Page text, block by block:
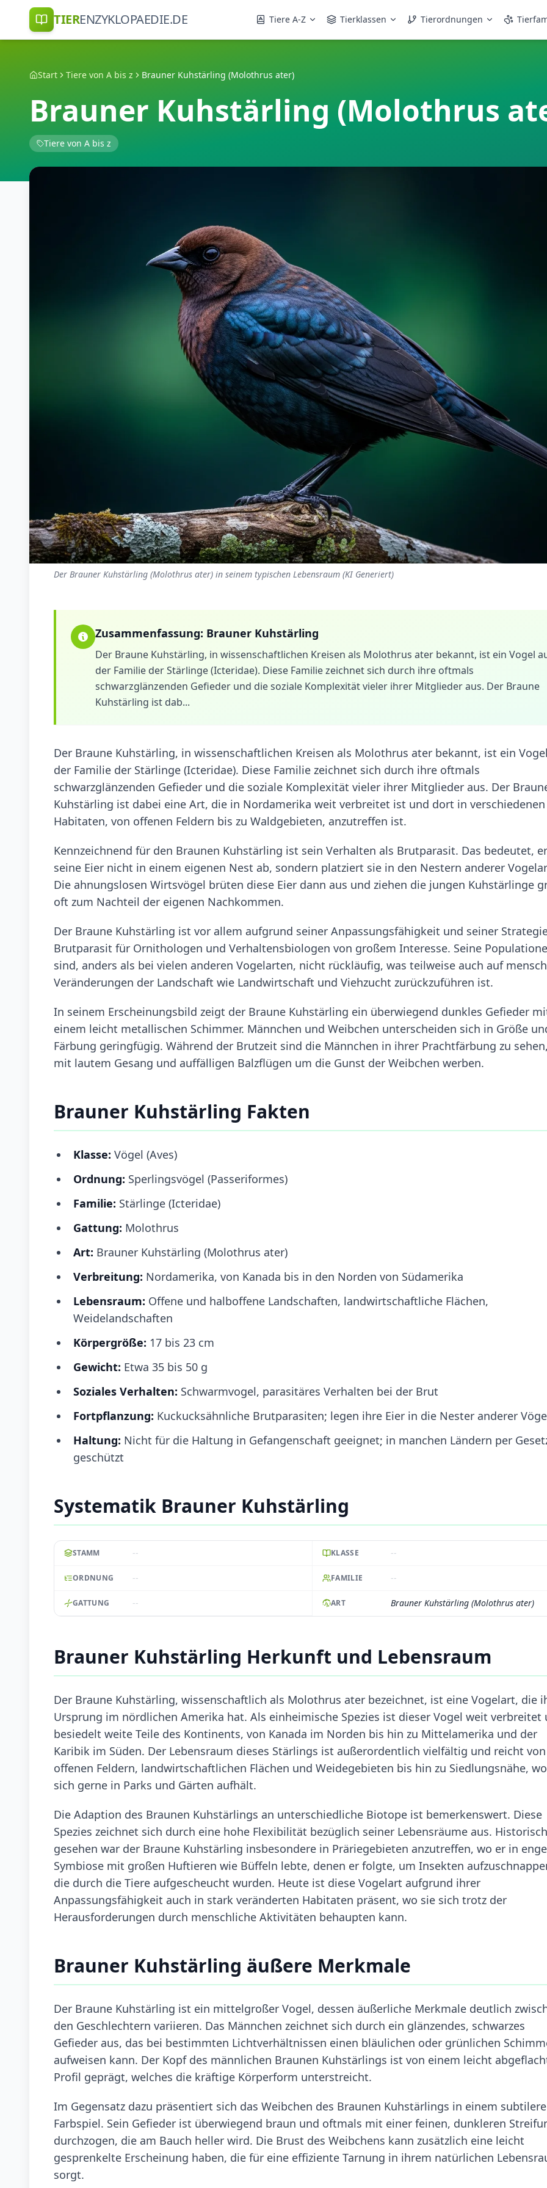
TIERENZYKLOPAEDIE.DE Tiere A-Z Tierklassen Tierordnungen
Start Tiere von A bis z Brauner Kuhstärling (Molothrus ater)
Brauner Kuhstärling (Molothrus
Tiere von A bis z
Der Brauner Kuhstärling (Molothrus ater) in seinem typischen Lebensraum (KI Generiert)
Zusammenfassung: Brauner Kuhstärling
Der Braune Kuhstärling, in wissenschaftlichen Kreisen als Molothrus ater bekannt, ist ein Vogel
der Familie der Stärlinge (Icteridae). Diese Familie zeichnet sich durch ihre oftmals
schwarzglänzenden Gefieder und die soziale Komplexität vieler ihrer Mitglieder aus. Der Braune
Kuhstärling ist dab...
Der Braune Kuhstärling, in wissenschaftlichen Kreisen als Molothrus ater bekannt, ist ein
der Familie der Stärlinge (Icteridae). Diese Familie zeichnet sich durch ihre oftmals
schwarzglänzenden Gefieder und die soziale Komplexität vieler ihrer Mitglieder aus. Der
Kuhstärling ist dabei eine Art, die in Nordamerika weit verbreitet ist und dort in verschiedenen
Habitaten, von offenen Feldern bis zu Waldgebieten, anzutreffen ist.
Kennzeichnend für den Braunen Kuhstärling ist sein Verhalten als Brutparasit. Das bedeutet,
seine Eier nicht in einem eigenen Nest ab, sondern platziert sie in den Nestern anderer
Die ahnungslosen Wirtsvögel brüten diese Eier dann aus und ziehen die jungen Kuhstärlinge
oft zum Nachteil der eigenen Nachkommen.
Der Braune Kuhstärling ist vor allem aufgrund seiner Anpassungsfähigkeit und seiner
Brutparasit für Ornithologen und Verhaltensbiologen von großem Interesse. Seine
sind, anders als bei vielen anderen Vogelarten, nicht rückläufig, was teilweise auch auf
Veränderungen der Landschaft wie Landwirtschaft und Viehzucht zurückzuführen ist.
In seinem Erscheinungsbild zeigt der Braune Kuhstärling ein überwiegend dunkles Gefieder
einem leicht metallischen Schimmer. Männchen und Weibchen unterscheiden sich in Größe
Färbung geringfügig. Während der Brutzeit sind die Männchen in ihrer Prachtfärbung zu
mit lautem Gesang und auffälligen Balzflügen um die Gunst der Weibchen werben.
Brauner Kuhstärling Fakten
Klasse: Vögel (Aves)
Ordnung: Sperlingsvögel (Passeriformes)
Familie: Stärlinge (Icteridae)
Gattung: Molothrus
Art: Brauner Kuhstärling (Molothrus ater)
Verbreitung: Nordamerika, von Kanada bis in den Norden von Südamerika
Lebensraum: Offene und halboffene Landschaften, landwirtschaftliche Flächen,
Weidelandschaften
Körpergröße: 17 bis 23 cm
Gewicht: Etwa 35 bis 50 g
Soziales Verhalten: Schwarmvogel, parasitäres Verhalten bei der Brut
Fortpflanzung: Kuckucksähnliche Brutparasiten; legen ihre Eier in die Nester anderer
Haltung: Nicht für die Haltung in Gefangenschaft geeignet; in manchen Ländern per
geschützt
Systematik Brauner Kuhstärling
STAMM -- KLASSE --
ORDNUNG -- FAMILIE --
GATTUNG -- ART Brauner Kuhstärling (Molothrus ater)
Brauner Kuhstärling Herkunft und Lebensraum
Der Braune Kuhstärling, wissenschaftlich als Molothrus ater bezeichnet, ist eine Vogelart, die
Ursprung im nördlichen Amerika hat. Als einheimische Spezies ist dieser Vogel weit verbreitet
besiedelt weite Teile des Kontinents, von Kanada im Norden bis hin zu Mittelamerika und der
Karibik im Süden. Der Lebensraum dieses Stärlings ist außerordentlich vielfältig und reicht von
offenen Feldern, landwirtschaftlichen Flächen und Weidegebieten bis hin zu Siedlungsnähe,
sich gerne in Parks und Gärten aufhält.
Die Adaption des Braunen Kuhstärlings an unterschiedliche Biotope ist bemerkenswert. Diese
Spezies zeichnet sich durch eine hohe Flexibilität bezüglich seiner Lebensräume aus. Historisch
gesehen war der Braune Kuhstärling insbesondere in Präriegebieten anzutreffen, wo er in
Symbiose mit großen Huftieren wie Büffeln lebte, denen er folgte, um Insekten
die durch die Tiere aufgescheucht wurden. Heute ist diese Vogelart aufgrund ihrer
Anpassungsfähigkeit auch in stark veränderten Habitaten präsent, wo sie sich trotz der
Herausforderungen durch menschliche Aktivitäten behaupten kann.
Brauner Kuhstärling äußere Merkmale
Der Braune Kuhstärling ist ein mittelgroßer Vogel, dessen äußerliche Merkmale deutlich
den Geschlechtern variieren. Das Männchen zeichnet sich durch ein glänzendes, schwarzes
Gefieder aus, das bei bestimmten Lichtverhältnissen einen bläulichen oder grünlichen
aufweisen kann. Der Kopf des männlichen Braunen Kuhstärlings ist von einem leicht
Profil geprägt, welches die kräftige Körperform unterstreicht.
Im Gegensatz dazu präsentiert sich das Weibchen des Braunen Kuhstärlings in einem
Farbspiel. Sein Gefieder ist überwiegend braun und oftmals mit einer feinen, dunkleren
durchzogen, die am Bauch heller wird. Die Brust des Weibchens kann zusätzlich eine leicht
gesprenkelte Erscheinung haben, die für eine effiziente Tarnung in ihrem natürlichen
sorgt.